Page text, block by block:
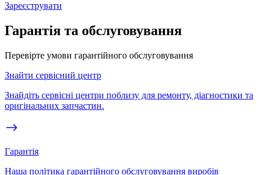
Зареєструвати
Гарантія та обслуговування
Перевірте умови гарантійного обслуговування
Знайти сервісний центр
Знайдіть сервісні центри поблизу для ремонту, діагностики та
оригінальних запчастин.
Гарантія
Наша політика гарантійного обслуговування виробів